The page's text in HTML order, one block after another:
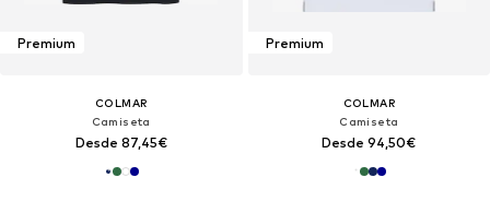
Premium
COLMAR
Camiseta
Desde 87,45€
Premium
COLMAR
Camiseta
Desde 94,50€